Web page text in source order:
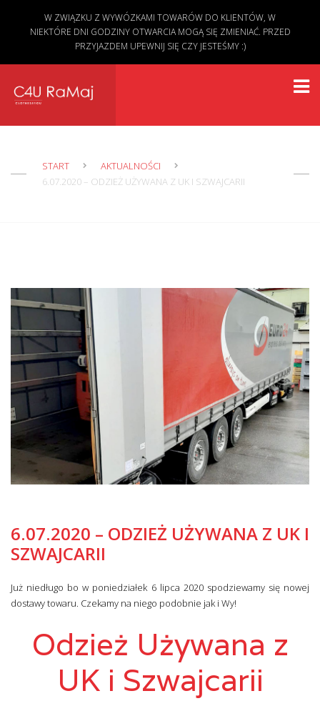
START
AKTUALNOŚCI
6.07.2020 – ODZIEŻ UŻYWANA Z UK I SZWAJCARII
6.07.2020 – ODZIEŻ UŻYWANA Z UK I
SZWAJCARII
Już niedługo bo w poniedziałek 6 lipca 2020 spodziewamy się nowej
dostawy towaru. Czekamy na niego podobnie jak i Wy!
Odzież Używana z
UK i Szwajcarii
W ZWIĄZKU Z WYWÓZKAMI TOWARÓW DO KLIENTÓW, W
NIEKTÓRE DNI GODZINY OTWARCIA MOGĄ SIĘ ZMIENIAĆ. PRZED
PRZYJAZDEM UPEWNIJ SIĘ CZY JESTEŚMY :)